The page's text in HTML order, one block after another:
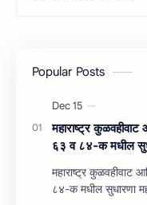
Popular Posts
महाराष्‍ट्र
६३ व ८४-क मधील
महाराष्‍ट्र कुळवहीवाट आणि शेतजमीन अधिनियम , १९४८, कलम ६३ व
८४-क मधील सुधारणा महाराष्‍ट्र कुळवहीवाट आणि शेतजमीन अधिनियम